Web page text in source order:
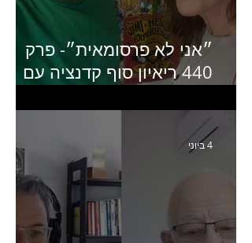
״אני לא פרסומאית״- פרק
440 ריאיון סוף קדנציה עם
מנכ״לית באומן בר ריבנאי
4 ביוני